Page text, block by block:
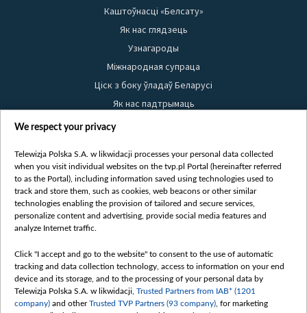
Каштоўнасці «Белсату»
Як нас глядзець
Узнагароды
Міжнародная супраца
Ціск з боку ўладаў Беларусі
Як нас падтрымаць
Правілы выкарыстання матэрыялаў
Бяспека
Youtube
Белсат news
Белсат Shorts
Жэстачайшы мульт
Belsat English
Biełsat PL
We respect your privacy
Telewizja Polska S.A. w likwidacji processes your personal data collected
when you visit individual websites on the tvp.pl Portal (hereinafter referred
to as the Portal), including information saved using technologies used to
track and store them, such as cookies, web beacons or other similar
technologies enabling the provision of tailored and secure services,
personalize content and advertising, provide social media features and
analyze Internet traffic.
Click "I accept and go to the website" to consent to the use of automatic
tracking and data collection technology, access to information on your end
device and its storage, and to the processing of your personal data by
Telewizja Polska S.A. w likwidacji, Trusted Partners from IAB* (1201
company) and otherTrusted TVP Partners (93 company) , for marketing